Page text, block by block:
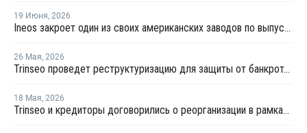
19 Июня, 2026
Ineos закроет один из своих американских заводов по выпуску полистирола
26 Мая, 2026
Trinseo проведет реструктуризацию для защиты от банкротства
18 Мая, 2026
Trinseo и кредиторы договорились о реорганизации в рамках Главы 11 закона о банкротстве